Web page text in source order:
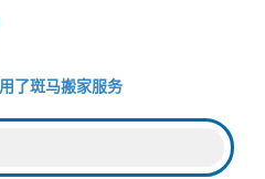
了斑马搬家服务